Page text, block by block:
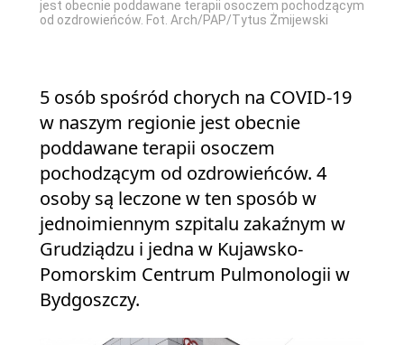
jest obecnie poddawane terapii osoczem pochodzącym
od ozdrowieńców. Fot. Arch/PAP/Tytus Żmijewski
5 osób spośród chorych na COVID-19
w naszym regionie jest obecnie
poddawane terapii osoczem
pochodzącym od ozdrowieńców. 4
osoby są leczone w ten sposób w
jednoimiennym szpitalu zakaźnym w
Grudziądzu i jedna w Kujawsko-
Pomorskim Centrum Pulmonologii w
Bydgoszczy.